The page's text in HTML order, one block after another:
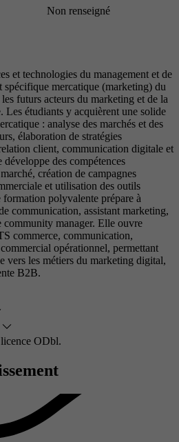
Non renseigné
et technologies du management et de
spécifique mercatique (marketing) du
futurs acteurs du marketing et de la
Les étudiants y acquièrent une solide
: analyse des marchés et des
élaboration de stratégies
client, communication digitale et
des compétences
création de campagnes
et utilisation des outils
polyvalente prépare à
communication, assistant marketing,
community manager. Elle ouvre
commerce, communication,
opérationnel, permettant
vers les métiers du marketing digital,
B2B.
ODbl.